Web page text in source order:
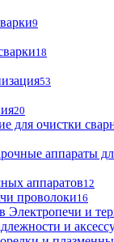
9
18
53
20
для очистки
аппараты
аппаратов12
проволоки16
Электропечи и
и